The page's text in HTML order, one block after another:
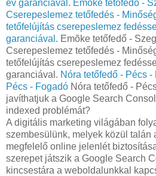
év garanciával. Emõke tetőfedő -
Cserepeslemez tetőfedés -
tetőfelújítás cserepeslemez
garanciával. Emõke tetőfedő -
Cserepeslemez tetőfedés -
tetőfelújítás cserepeslemez
garanciával. Nóra tetőfedő - Pécs -
Pécs - Fogadó Nóra tetőfedő -
javíthatjuk a Google Search
indexed problémát?
A digitális marketing világában
szembesülünk, melyek közül talán
megfelelő online jelenlét
szerepet játszik a Google Search
kincsestára a weboldalunkkal